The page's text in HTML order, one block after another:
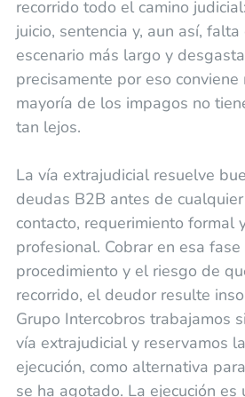
recorrido todo el camino
juicio, sentencia y, aun así,
escenario más largo y
precisamente por eso
mayoría de los impagos no
tan lejos.
La vía extrajudicial resuelve
deudas B2B antes de
contacto, requerimiento formal
profesional. Cobrar en esa
procedimiento y el riesgo de
recorrido, el deudor resulte
Grupo Intercobros trabajamos
vía extrajudicial y reservamos
ejecución, como alternativa
se ha agotado. La ejecución es